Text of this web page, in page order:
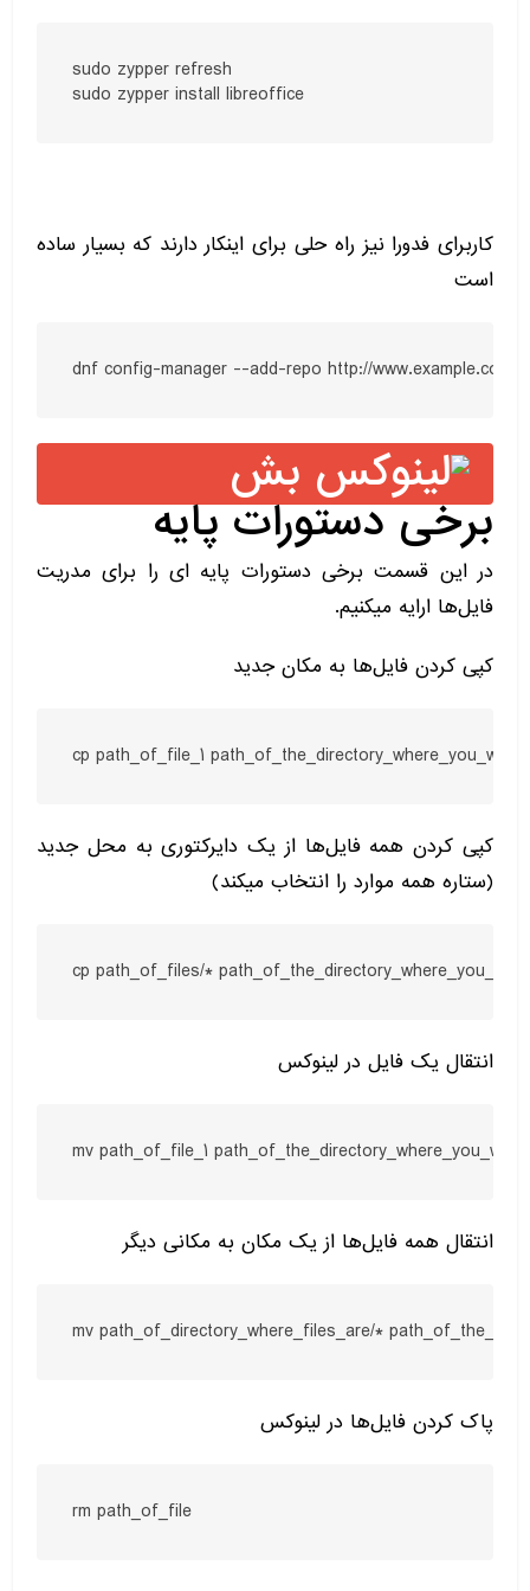
sudo zypper refresh
sudo zypper install libreoffice
کاربرای فدورا نیز راه حلی برای اینکار دارند که بسیار ساده
است
dnf config-manager --add-repo http://www.example.com/
برخی دستورات پایه
در این قسمت برخی دستورات پایه ای را برای مدریت
فایل‌ها ارایه میکنیم.
کپی کردن فایل‌ها به مکان جدید
cp path_of_file_1
کپی کردن همه فایل‌ها از یک دایرکتوری به محل جدید
(ستاره همه موارد را انتخاب میکند)
cp path_of_files/*
انتقال یک فایل در لینوکس
mv path_of_file_1
انتقال همه فایل‌ها از یک مکان به مکانی دیگر
mv path_of_directory_where_files_are/*
پاک کردن فایل‌ها در لینوکس
rm path_of_file